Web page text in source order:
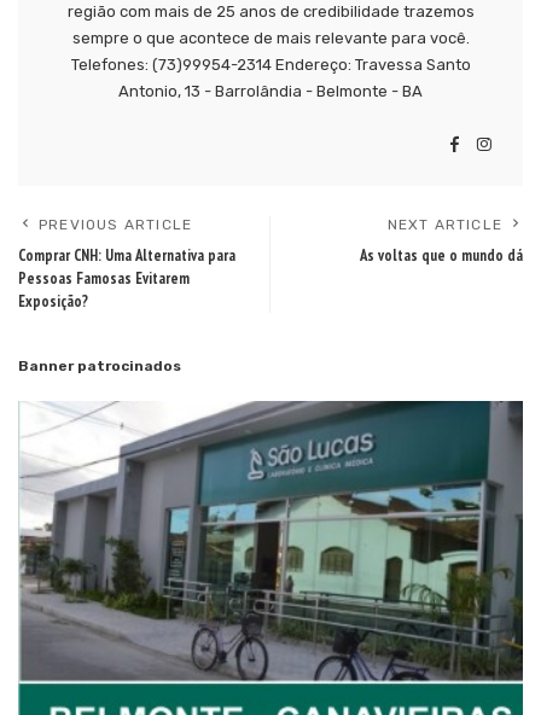
região com mais de 25 anos de credibilidade trazemos
sempre o que acontece de mais relevante para você.
Telefones: (73)99954-2314 Endereço: Travessa Santo
Antonio, 13 - Barrolândia - Belmonte - BA
PREVIOUS ARTICLE
Comprar CNH: Uma Alternativa para
Pessoas Famosas Evitarem
Exposição?
NEXT ARTICLE
As voltas que o mundo dá
Banner patrocinados